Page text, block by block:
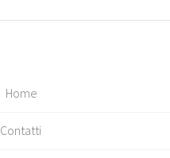
Home
Contatti